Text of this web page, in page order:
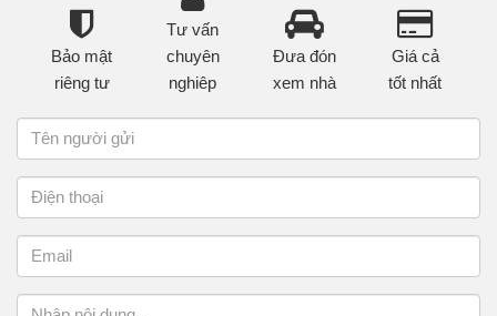
Bảo mật
riêng tư
Tư vấn
chuyên
nghiêp
Đưa đón
xem nhà
Giá cả
tốt nhất